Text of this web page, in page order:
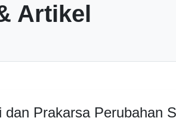
Artikel
dan Prakarsa Perubahan